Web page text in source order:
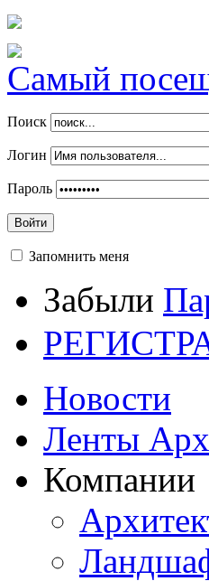
Самый
Поиск
Логин
Пароль
Войти
Запомнить меня
Забыли
Новости
Ленты
Компании